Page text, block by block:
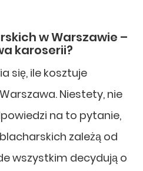
w Warszawie –
karoserii?
się, ile kosztuje
Niestety, nie
na to pytanie,
zależą od
wszystkim decydują o